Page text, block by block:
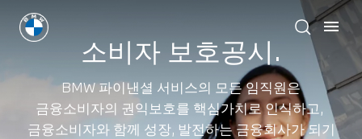
소비자 보호공시.
BMW 파이낸셜 서비스의 모든 임직원은
금융소비자의 권익보호를 핵심가치로 인식하고,
금융소비자와 함께 성장, 발전하는 금융회사가 되기